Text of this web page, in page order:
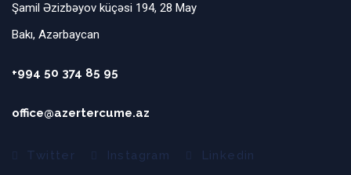
Şamil Əzizbəyov küçəsi 194, 28 May
Bakı, Azərbaycan
+994 50 374 85 95
office@azertercume.az
Twitter Instagram
Linkedin